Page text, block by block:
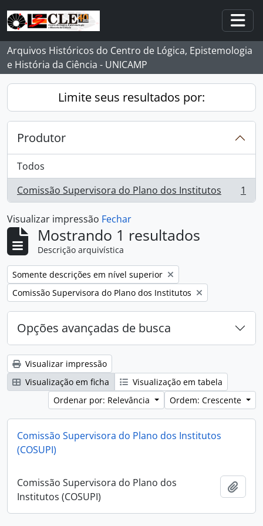
Skip to main content
Arquivos Históricos do Centro de Lógica, Epistemologia
e História da Ciência - UNICAMP
Limite seus resultados por:
Produtor
Todos
Comissão Supervisora do Plano dos Institutos
, 1 resultados 1
Visualizar impressão Fechar
Mostrando 1 resultados
Descrição arquivística
Remover filtro:
Somente descrições em nível superior
Remover filtro:
Comissão Supervisora do Plano dos Institutos
Opções avançadas de busca
Visualizar impressão
Visualização em ficha
Visualização em tabela
Ordenar por: Relevância
Ordem: Crescente
Comissão Supervisora do Plano dos Institutos
(COSUPI)
Comissão Supervisora do Plano dos
Institutos (COSUPI)